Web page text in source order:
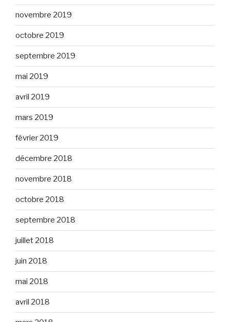
novembre 2019
octobre 2019
septembre 2019
mai 2019
avril 2019
mars 2019
février 2019
décembre 2018
novembre 2018
octobre 2018
septembre 2018
juillet 2018
juin 2018
mai 2018
avril 2018